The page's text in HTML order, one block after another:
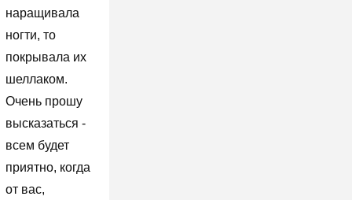
наращивала
ногти, то
покрывала их
шеллаком.
Очень прошу
высказаться -
всем будет
приятно, когда
от вас,